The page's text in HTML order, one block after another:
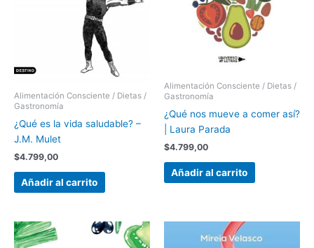
Alimentación Consciente / Dietas /
Gastronomía
¿Qué es la vida saludable? –
J.M. Mulet
$4.799,00
Añadir al carrito
Alimentación Consciente / Dietas /
Gastronomía
¿Qué nos mueve a comer así?
| Laura Parada
$4.799,00
Añadir al carrito